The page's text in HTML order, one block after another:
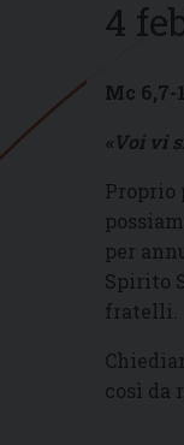
4
Mc 6,7-
«Voi vi
Proprio
per
Spirito
fratelli.
così da